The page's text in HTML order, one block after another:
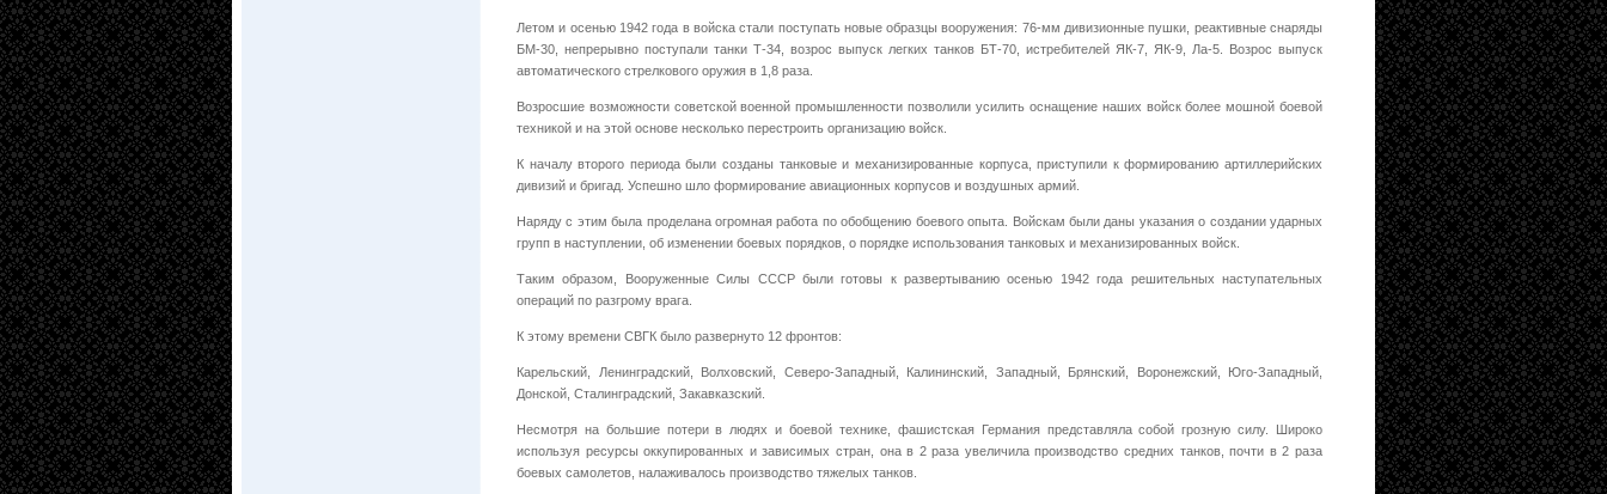
Летом и осенью 1942 года в войска стали поступать новые образцы вооружения: 76-мм дивизионные пушки, реактивные снаряды
БМ-30, непрерывно поступали танки Т-34, возрос выпуск легких танков БТ-70, истребителей ЯК-7, ЯК-9, Ла-5. Возрос выпуск
автоматического стрелкового оружия в 1,8 раза.
Возросшие возможности советской военной промышленности позволили усилить оснащение наших войск более мошной боевой
техникой и на этой основе несколько перестроить организацию войск.
К началу второго периода были созданы танковые и механизированные корпуса, приступили к формированию артиллерийских
дивизий и бригад. Успешно шло формирование авиационных корпусов и воздушных армий.
Наряду с этим была проделана огромная работа по обобщению боевого опыта. Войскам были даны указания о создании ударных
групп в наступлении, об изменении боевых порядков, о порядке использования танковых и механизированных войск.
Таким образом, Вооруженные Силы СССР были готовы к развертыванию осенью 1942 года решительных наступательных
операций по разгрому врага.
К этому времени СВГК было развернуто 12 фронтов:
Карельский, Ленинградский, Волховский, Северо-Западный, Калининский, Западный, Брянский, Воронежский, Юго-Западный,
Донской, Сталинградский, Закавказский.
Несмотря на большие потери в людях и боевой технике, фашистская Германия представляла собой грозную силу. Широко
используя ресурсы оккупированных и зависимых стран, она в 2 раза увеличила производство средних танков, почти в 2 раза
боевых самолетов, налаживалось производство тяжелых танков.